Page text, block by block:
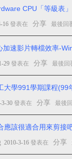
CPU「等級表
16 發表在 分享 最後回
加速影片轉檔效率-
29 發表在 分享 最後回
大學991學期課程(99
3-30 發表在 分享 最後
應該很適合用來剪接
2010-3-16 發表在 分享